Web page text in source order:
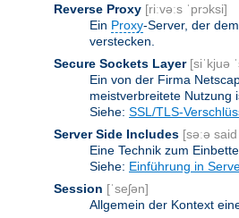
Reverse Proxy [riːvəːs ˈprɔksi]
Ein Proxy-Server, der
verstecken.
Secure Sockets Layer [siˈkjuə
Ein von der Firma
meistverbreitete Nutzung
Siehe: SSL/TLS-
Server Side Includes [səːə
Eine Technik zum
Siehe: Einführung in
Session [ˈseʃən]
Allgemein der Kontext